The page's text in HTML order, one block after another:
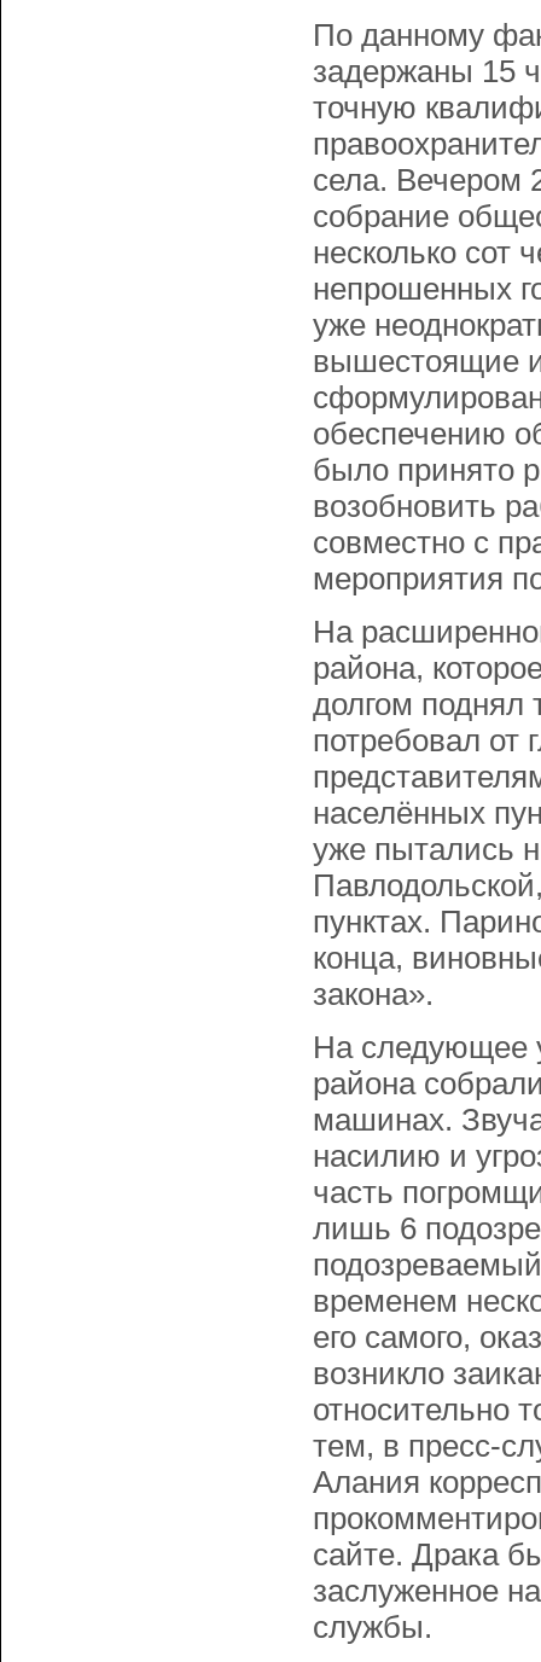
По данному
задержаны 15
точную
села. Вечером
собрание
несколько сот
непрошенных
уже
вышестоящие
обеспечению
было принято
возобновить
совместно с
мероприятия
На
района,
долгом поднял
потребовал от
населённых
уже пытались
пунктах.
конца,
закона».
На следующее
района
машинах.
насилию и
часть
лишь 6
временем
его самого,
возникло
относительно
тем, в пресс-
Алания
сайте. Драка
заслуженное
службы.